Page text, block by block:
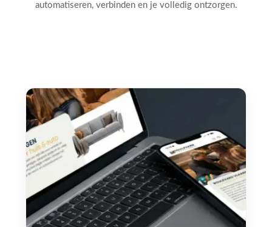
automatiseren, verbinden en je volledig ontzorgen.